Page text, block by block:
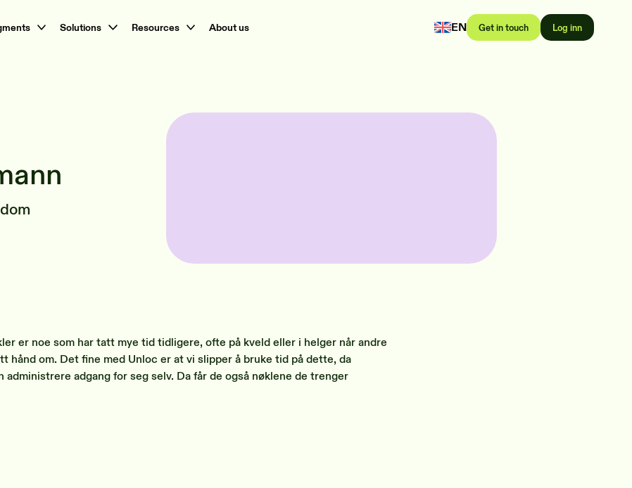
Solutions Resources About us EN Get in touch Log inn
er noe som har tatt mye tid tidligere, ofte på kveld eller i helger når andre
hånd om. Det fine med Unloc er at vi slipper å bruke tid på dette, da
administrere adgang for seg selv. Da får de også nøklene de trenger